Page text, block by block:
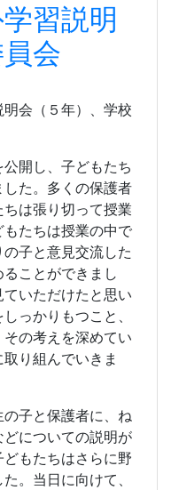
習説明
会
会（５年）、学校
開し、子どもたち
た。多くの保護者
は張り切って授業
たちは授業の中で
子と意見交流した
ことができまし
いただけたと思い
っかりもつこと、
の考えを深めてい
り組んでいきま
子と保護者に、ね
についての説明が
もたちはさらに野
。当日に向けて、